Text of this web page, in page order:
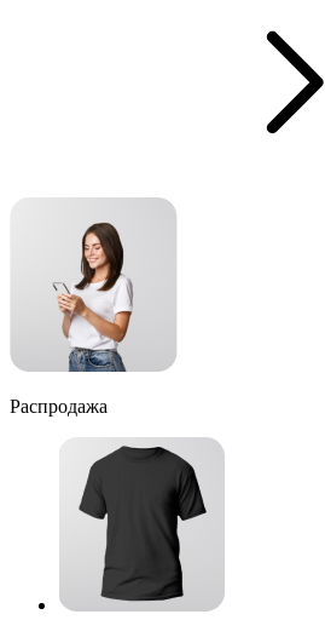
Распродажа